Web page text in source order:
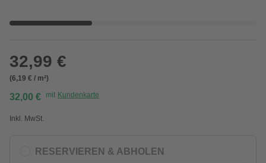
32,99 €
(6,19 € / m²)
32,00 € mit Kundenkarte
Inkl. MwSt.
RESERVIEREN & ABHOLEN